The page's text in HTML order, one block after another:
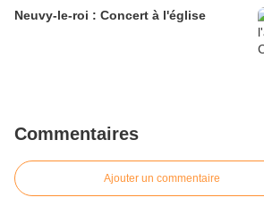
Neuvy-le-roi : Concert à l'église
Commentaires
Ajouter un commentaire